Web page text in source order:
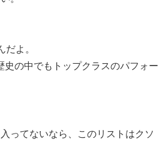
だよ。
史の中でもトップクラスのパフォー
ってないなら、このリストはクソ